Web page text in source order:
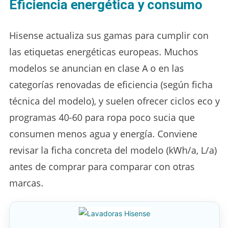
Eficiencia energética y consumo
Hisense actualiza sus gamas para cumplir con
las etiquetas energéticas europeas. Muchos
modelos se anuncian en clase A o en las
categorías renovadas de eficiencia (según ficha
técnica del modelo), y suelen ofrecer ciclos eco y
programas 40-60 para ropa poco sucia que
consumen menos agua y energía. Conviene
revisar la ficha concreta del modelo (kWh/a, L/a)
antes de comprar para comparar con otras
marcas.